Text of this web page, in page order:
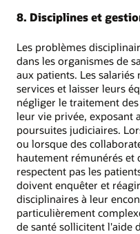
8. Disciplines et
Les problèmes
dans les organismes de
aux patients. Les
services et laisser leurs
négliger le traitement
leur vie privée, exposant
poursuites judiciaires.
ou lorsque des
hautement rémunérés et
respectent pas les
doivent enquêter et
disciplinaires à leur
particulièrement
de santé sollicitent l'aide